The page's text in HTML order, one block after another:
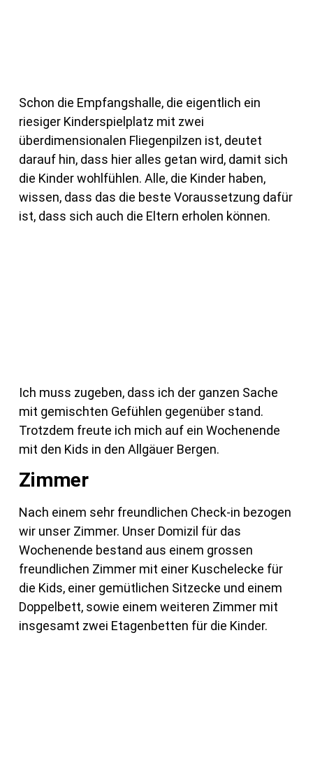
Schon die Empfangshalle, die eigentlich ein
riesiger Kinderspielplatz mit zwei
überdimensionalen Fliegenpilzen ist, deutet
darauf hin, dass hier alles getan wird, damit sich
die Kinder wohlfühlen. Alle, die Kinder haben,
wissen, dass das die beste Voraussetzung dafür
ist, dass sich auch die Eltern erholen können.
Ich muss zugeben, dass ich der ganzen Sache
mit gemischten Gefühlen gegenüber stand.
Trotzdem freute ich mich auf ein Wochenende
mit den Kids in den Allgäuer Bergen.
Zimmer
Nach einem sehr freundlichen Check-in bezogen
wir unser Zimmer. Unser Domizil für das
Wochenende bestand aus einem grossen
freundlichen Zimmer mit einer Kuschelecke für
die Kids, einer gemütlichen Sitzecke und einem
Doppelbett, sowie einem weiteren Zimmer mit
insgesamt zwei Etagenbetten für die Kinder.